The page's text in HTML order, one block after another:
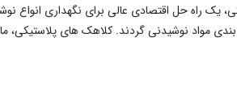
یک راه حل اقتصادی عالی برای نگهداری انواع
مواد نوشیدنی گردند. کلاهک های پلاستیکی،